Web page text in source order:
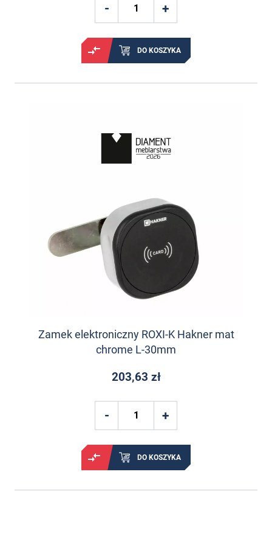
DO KOSZYKA
Zamek elektroniczny ROXI-K Hakner mat
chrome L-30mm
203,63 zł
DO KOSZYKA